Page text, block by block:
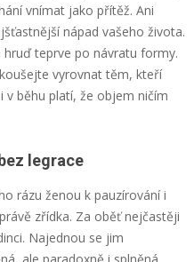
vnímat jako přítěž. Ani
nápad vašeho života.
hruď teprve po návratu formy.
vyrovnat těm, kteří
v běhu platí, že objem ničím
legrace
rázu ženou k pauzírování i
zřídka. Za oběť nejčastěji
Najednou se jim